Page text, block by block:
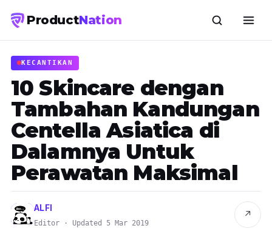
ProductNation
KECANTIKAN
10 Skincare dengan
Tambahan Kandungan
Centella Asiatica di
Dalamnya Untuk
Perawatan Maksimal
ALFI
Editor · Updated 5 Mar 2019
↗